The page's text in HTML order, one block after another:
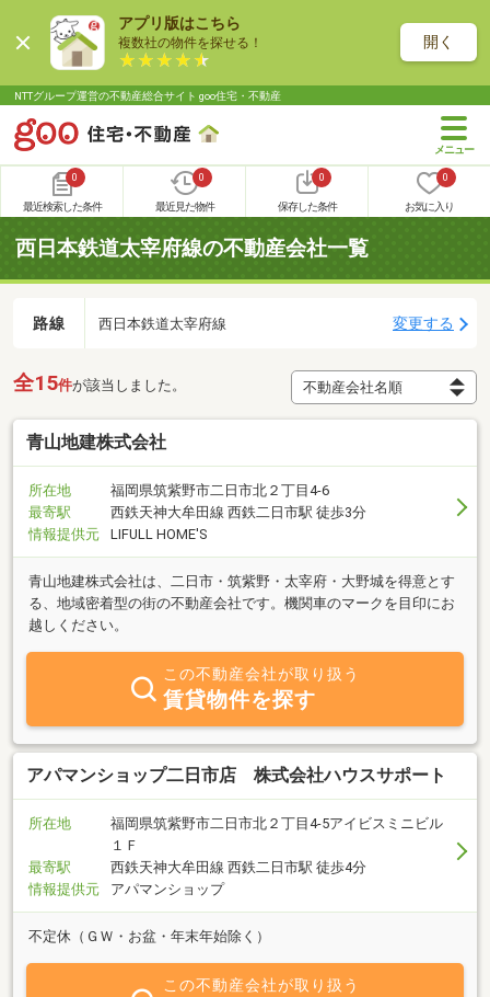
アプリ版はこちら
複数社の物件を探せる！ 開く
NTTグループ運営の不動産総合サイト goo住宅・不動産
0
最近検索した条件
0
最近見た物件
0
保存した条件
0
お気に入り
西日本鉄道太宰府線の不動産会社一覧
路線 西日本鉄道太宰府線 変更する
全15件が該当しました。
青山地建株式会社
所在地
福岡県筑紫野市二日市北２丁目4-6
最寄駅
西鉄天神大牟田線 西鉄二日市駅 徒歩3分
情報提供元
LIFULL HOME'S
青山地建株式会社は、二日市・筑紫野・太宰府・大野城を得意とす
る、地域密着型の街の不動産会社です。機関車のマークを目印にお
越しください。
この不動産会社が取り扱う
賃貸物件を探す
アパマンショップ二日市店 株式会社ハウスサポート
所在地
福岡県筑紫野市二日市北２丁目4-5アイビスミニビル
１Ｆ
最寄駅
西鉄天神大牟田線 西鉄二日市駅 徒歩4分
情報提供元
アパマンショップ
不定休（ＧＷ・お盆・年末年始除く）
この不動産会社が取り扱う